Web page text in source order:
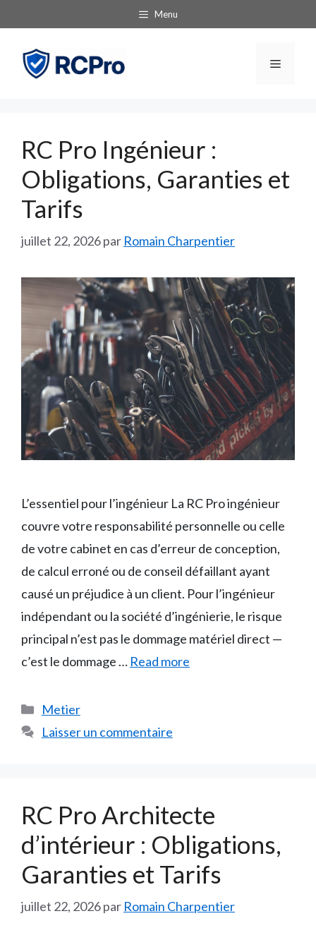
au
contenu
Menu
Menu
RC Pro Ingénieur :
Obligations, Garanties et
Tarifs
juillet 22, 2026par Romain Charpentier
L’essentiel pour l’ingénieur La RC Pro ingénieur
couvre votre responsabilité personnelle ou celle
de votre cabinet en cas d’erreur de conception,
de calcul erroné ou de conseil défaillant ayant
causé un préjudice à un client. Pour l’ingénieur
indépendant ou la société d’ingénierie, le risque
principal n’est pas le dommage matériel direct —
c’est le dommage … Read more
Catégories
Metier
Laisser un commentaire
RC Pro Architecte
d’intérieur : Obligations,
Garanties et Tarifs
juillet 22, 2026par Romain Charpentier